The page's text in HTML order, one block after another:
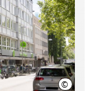
© Region